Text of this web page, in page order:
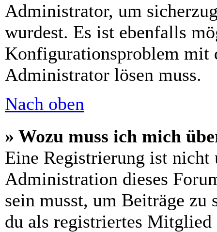
Administrator, um
wurdest. Es ist ebenfalls
Konfigurationsproblem mit
Administrator lösen muss.
Nach oben
» Wozu muss ich mich
Eine Registrierung ist
Administration dieses
sein musst, um Beiträge
du als registriertes Mitglied